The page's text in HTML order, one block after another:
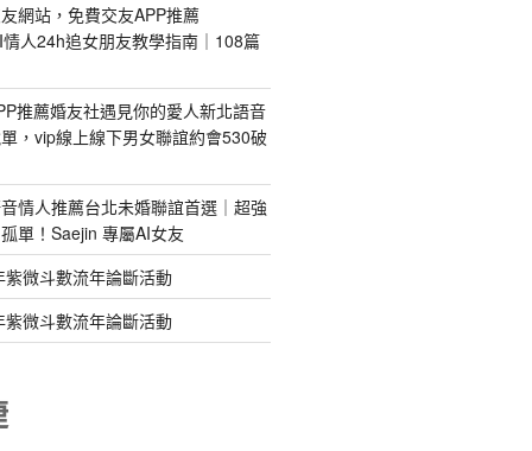
網站，免費交友APP推薦
人24h追女朋友教學指南｜108篇
推薦婚友社遇見你的愛人新北語音
，vip線上線下男女聯誼約會530破
情人推薦台北未婚聯誼首選｜超強
單！Saejin 專屬AI女友
微斗數流年論斷活動
微斗數流年論斷活動